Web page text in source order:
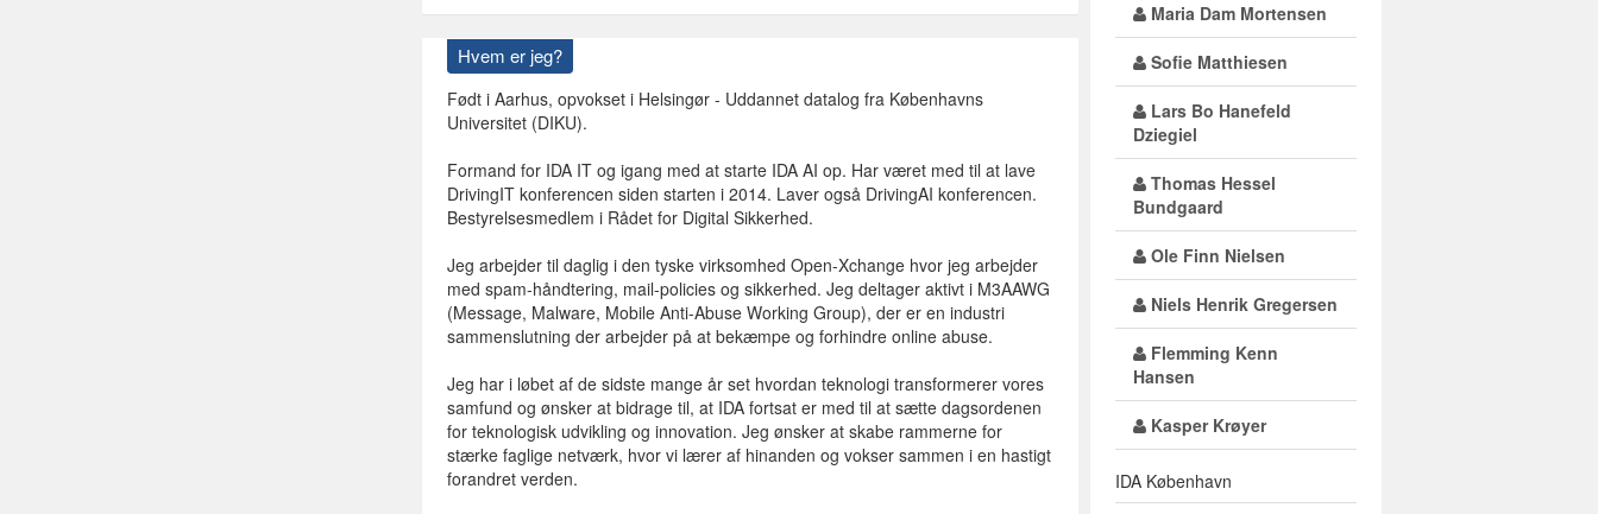
Hvem er jeg?
Født i Aarhus, opvokset i Helsingør - Uddannet datalog fra Københavns
Universitet (DIKU).
Formand for IDA IT og igang med at starte IDA AI op. Har været med til at lave
DrivingIT konferencen siden starten i 2014. Laver også DrivingAI konferencen.
Bestyrelsesmedlem i Rådet for Digital Sikkerhed.
Jeg arbejder til daglig i den tyske virksomhed Open-Xchange hvor jeg arbejder
med spam-håndtering, mail-policies og sikkerhed. Jeg deltager aktivt i M3AAWG
(Message, Malware, Mobile Anti-Abuse Working Group), der er en industri
sammenslutning der arbejder på at bekæmpe og forhindre online abuse.
Jeg har i løbet af de sidste mange år set hvordan teknologi transformerer vores
samfund og ønsker at bidrage til, at IDA fortsat er med til at sætte dagsordenen
for teknologisk udvikling og innovation. Jeg ønsker at skabe rammerne for
stærke faglige netværk, hvor vi lærer af hinanden og vokser sammen i en hastigt
forandret verden.
Maria Dam Mortensen
Sofie Matthiesen
Lars Bo Hanefeld
Dziegiel
Thomas Hessel
Bundgaard
Ole Finn Nielsen
Niels Henrik Gregersen
Flemming Kenn
Hansen
Kasper Krøyer
IDA København